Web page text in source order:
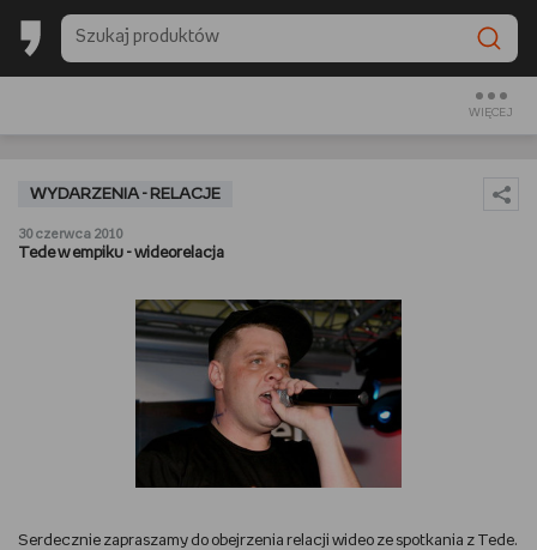
WIĘCEJ
BACK TO SCHOOL
SŁUCHAM
BACK TO SCHOOL
PREZENTOWNIKI
WYDARZENIA - RELACJE
30 czerwca 2010
Tede w empiku - wideorelacja
Serdecznie zapraszamy do obejrzenia relacji wideo ze spotkania z Tede.